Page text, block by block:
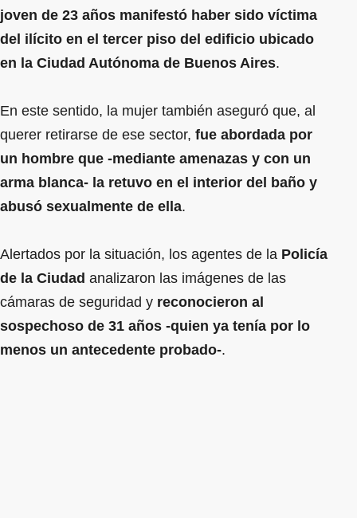
joven de 23 años manifestó haber sido víctima
del ilícito en el tercer piso del edificio ubicado
en la Ciudad Autónoma de Buenos Aires.
En este sentido, la mujer también aseguró que, al
querer retirarse de ese sector, fue abordada por
un hombre que -mediante amenazas y con un
arma blanca- la retuvo en el interior del baño y
abusó sexualmente de ella.
Alertados por la situación, los agentes de la Policía
de la Ciudad analizaron las imágenes de las
cámaras de seguridad y reconocieron al
sospechoso de 31 años -quien ya tenía por lo
menos un antecedente probado-.